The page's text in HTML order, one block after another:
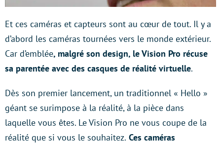
Et ces caméras et capteurs sont au cœur de tout. Il y a
d’abord les caméras tournées vers le monde extérieur.
Car d’emblée, malgré son design, le Vision Pro récuse
sa parentée avec des casques de réalité virtuelle.
Dès son premier lancement, un traditionnel « Hello »
géant se surimpose à la réalité, à la pièce dans
laquelle vous êtes. Le Vision Pro ne vous coupe de la
réalité que si vous le souhaitez. Ces caméras